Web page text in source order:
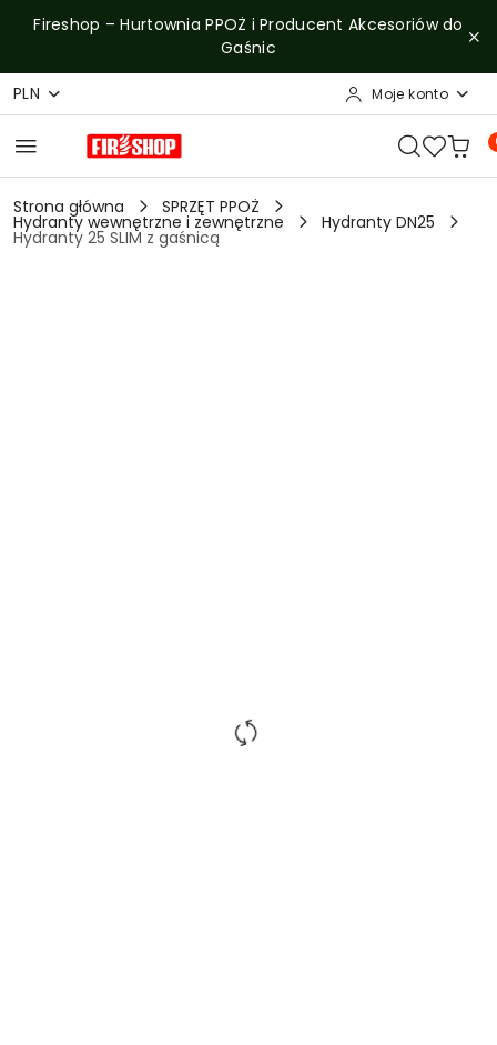
Przejdź do treści głównej
Przejdź do wyszukiwarki
Przejdź do moje konto
Przejdź do menu głównego
Przejdź do opisu produktu
Przejdź do stopki
Fireshop – Hurtownia PPOŻ i Producent Akcesoriów do
Gaśnic
PLN Moje konto
Strona główna SPRZĘT PPOŻ
Hydranty wewnętrzne i zewnętrzne Hydranty DN25
Hydranty 25 SLIM z gaśnicą